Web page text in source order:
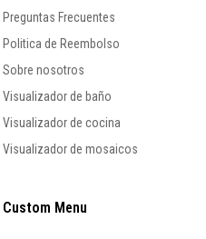
Preguntas Frecuentes
Politica de Reembolso
Sobre nosotros
Visualizador de baño
Visualizador de cocina
Visualizador de mosaicos
Custom Menu